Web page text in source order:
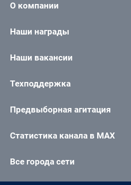
О компании
Наши награды
Наши вакансии
Техподдержка
Предвыборная агитация
Статистика канала в MAX
Все города сети